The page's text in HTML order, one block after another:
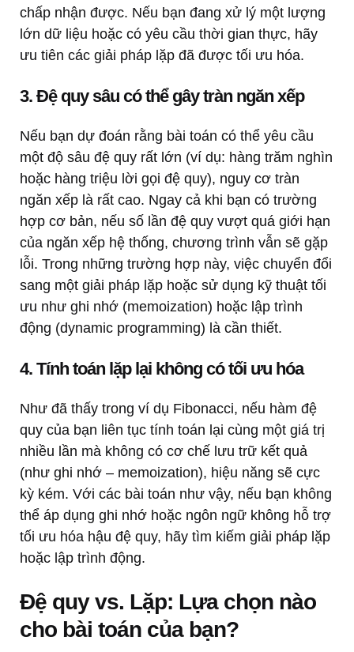
chấp nhận được. Nếu bạn đang xử lý một lượng
lớn dữ liệu hoặc có yêu cầu thời gian thực, hãy
ưu tiên các giải pháp lặp đã được tối ưu hóa.
3. Đệ quy sâu có thể gây tràn ngăn xếp
Nếu bạn dự đoán rằng bài toán có thể yêu cầu
một độ sâu đệ quy rất lớn (ví dụ: hàng trăm nghìn
hoặc hàng triệu lời gọi đệ quy), nguy cơ tràn
ngăn xếp là rất cao. Ngay cả khi bạn có trường
hợp cơ bản, nếu số lần đệ quy vượt quá giới hạn
của ngăn xếp hệ thống, chương trình vẫn sẽ gặp
lỗi. Trong những trường hợp này, việc chuyển đổi
sang một giải pháp lặp hoặc sử dụng kỹ thuật tối
ưu như ghi nhớ (memoization) hoặc lập trình
động (dynamic programming) là cần thiết.
4. Tính toán lặp lại không có tối ưu hóa
Như đã thấy trong ví dụ Fibonacci, nếu hàm đệ
quy của bạn liên tục tính toán lại cùng một giá trị
nhiều lần mà không có cơ chế lưu trữ kết quả
(như ghi nhớ – memoization), hiệu năng sẽ cực
kỳ kém. Với các bài toán như vậy, nếu bạn không
thể áp dụng ghi nhớ hoặc ngôn ngữ không hỗ trợ
tối ưu hóa hậu đệ quy, hãy tìm kiếm giải pháp lặp
hoặc lập trình động.
Đệ quy vs. Lặp: Lựa chọn nào
cho bài toán của bạn?